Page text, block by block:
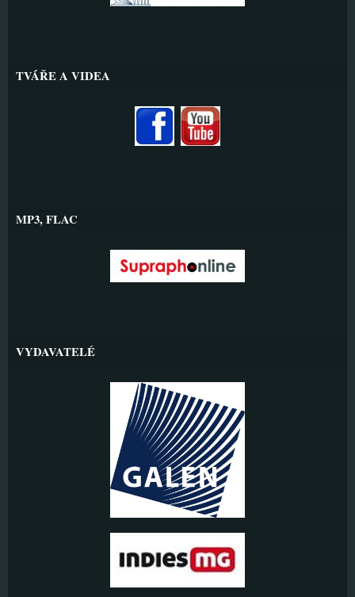
TVÁŘE A VIDEA
MP3, FLAC
VYDAVATELÉ